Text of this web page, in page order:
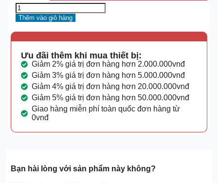
Thêm vào giỏ hàng
Ưu đãi thêm khi mua thiết bị:
Giảm 2% giá trị đơn hàng hơn 2.000.000vnđ
Giảm 3% giá trị đơn hàng hơn 5.000.000vnđ
Giảm 4% giá trị đơn hàng hơn 20.000.000vnđ
Giảm 5% giá trị đơn hàng hơn 50.000.000vnđ
Giao hàng miễn phí toàn quốc đơn hàng từ
0vnđ
Bạn hài lòng với sản phẩm này không?